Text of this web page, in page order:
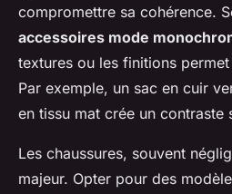
compromettre sa cohérence.
accessoires mode
textures ou les finitions
Par exemple, un sac en cuir
en tissu mat crée un contraste
Les chaussures, souvent
majeur. Opter pour des